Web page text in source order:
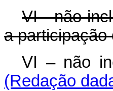
VI - não
a participação
VI – não
(Redação